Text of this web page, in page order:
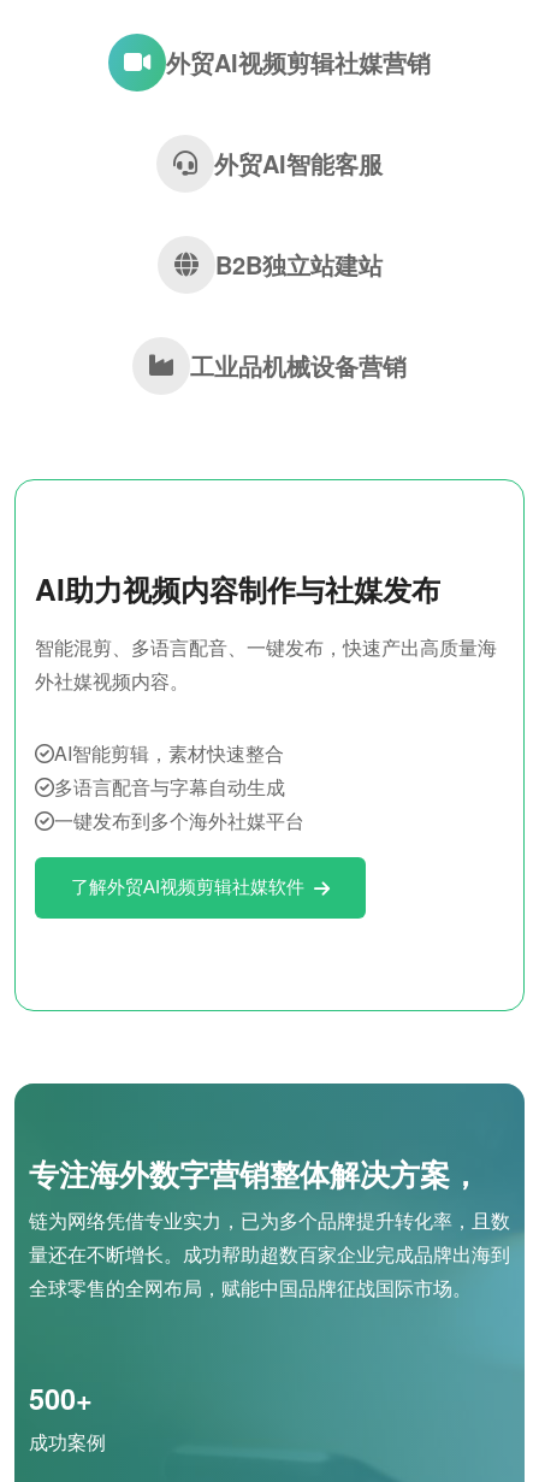
外贸AI视频剪辑社媒营销
外贸AI智能客服
B2B独立站建站
工业品机械设备营销
AI助力视频内容制作与社媒发布
智能混剪、多语言配音、一键发布，快速产出高质量海
外社媒视频内容。
AI智能剪辑，素材快速整合
多语言配音与字幕自动生成
一键发布到多个海外社媒平台
了解外贸AI视频剪辑社媒软件
专注海外数字营销整体解决方案，
链为网络凭借专业实力，已为多个品牌提升转化率，且数
量还在不断增长。成功帮助超数百家企业完成品牌出海到
全球零售的全网布局，赋能中国品牌征战国际市场。
500+
成功案例